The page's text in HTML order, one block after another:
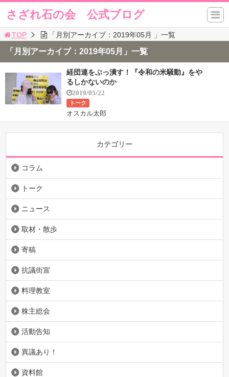
さざれ石の会 公式ブログ
TOP 「月別アーカイブ：2019年05月 」一覧
「月別アーカイブ：2019年05月」一覧
経団連をぶっ潰す！『令和の米騒動』をや
るしかないのか
2019/05/22
トーク
オスカル太郎
カテゴリー
コラム
トーク
ニュース
取材・散歩
寄稿
抗議街宣
料理教室
株主総会
活動告知
異議あり！
資料館